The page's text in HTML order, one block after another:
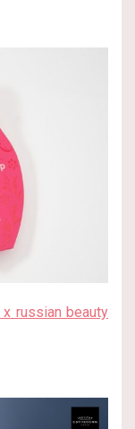
x russian beauty